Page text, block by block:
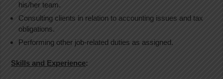
his/her team.
Consulting clients in relation to accounting issues and tax
obligations.
Performing other job-related duties as assigned.
Skills and Experience: